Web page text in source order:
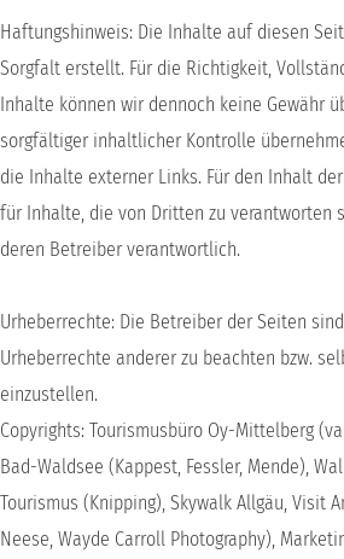
Haftungshinweis: Die Inhalte auf diesen
Sorgfalt erstellt. Für die Richtigkeit,
Inhalte können wir dennoch keine Gewähr
sorgfältiger inhaltlicher Kontrolle
die Inhalte externer Links. Für den Inhalt
für Inhalte, die von Dritten zu verantworten
deren Betreiber verantwortlich.
Urheberrechte: Die Betreiber der Seiten
Urheberrechte anderer zu beachten bzw.
einzustellen.
Copyrights: Tourismusbüro Oy-Mittelberg
Bad-Waldsee (Kappest, Fessler, Mende),
Tourismus (Knipping), Skywalk Allgäu, Visit
Neese, Wayde Carroll Photography),